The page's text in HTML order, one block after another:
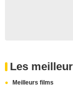
Les
Meilleurs films